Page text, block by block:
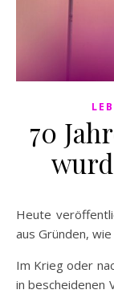
70
Heute veröffentliche ich noch einmal ein Blogschätzchen –
aus Gründen,
Im Krieg oder
in bescheidenen